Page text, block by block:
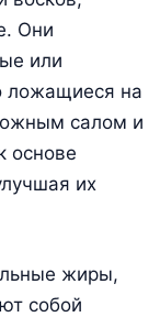
Они
или
ложащиеся на
салом и
основе
их
жиры,
собой